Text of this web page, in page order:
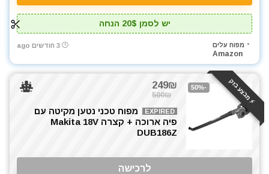
יש לסמן 20$ הנחה
מפוח עלים
Amazon
3 חודשים ago
⚡️ מבצע בזק -50%
249₪
500₪
EXPIRED
מפוח טכני נטען מקיטה עם
פיה ארוכה + קצרה Makita 18V
DUB186Z
לרכישה